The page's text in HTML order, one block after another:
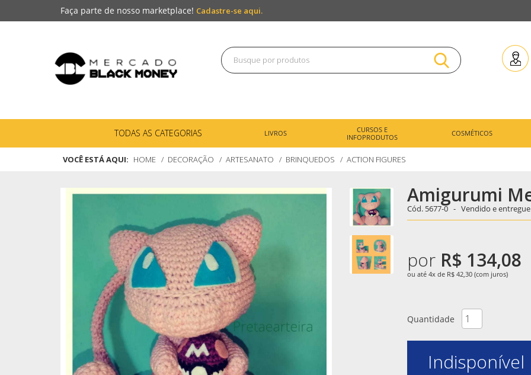
Faça parte de nosso marketplace! Cadastre-se aqui.
TODAS AS CATEGORIAS LIVROS
CURSOS E
INFOPRODUTOS
COSMÉTICOS
VOCÊ ESTÁ AQUI: HOME DECORAÇÃO ARTESANATO BRINQUEDOS ACTION FIGURES
Amigurumi
Cód. 5677-0 - Vendido e
por R$ 134,08
ou até 4x de R$ 42,30 (com juros)
Quantidade
Indisponível